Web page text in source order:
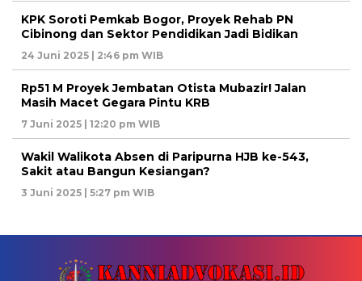
KPK Soroti Pemkab Bogor, Proyek Rehab PN
Cibinong dan Sektor Pendidikan Jadi Bidikan
24 Juni 2025 | 2:46 pm WIB
Rp51 M Proyek Jembatan Otista Mubazir! Jalan
Masih Macet Gegara Pintu KRB
7 Juni 2025 | 12:20 pm WIB
Wakil Walikota Absen di Paripurna HJB ke-543,
Sakit atau Bangun Kesiangan?
3 Juni 2025 | 5:27 pm WIB